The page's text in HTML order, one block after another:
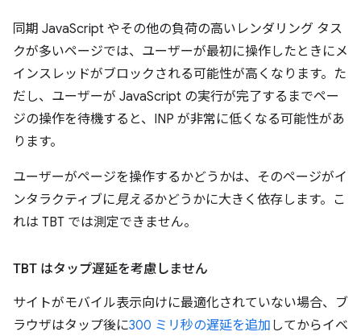
同期 JavaScript やその他の負荷の高いレンダリング タス
クが多いページでは、ユーザーが最初に操作したときにメ
インスレッドがブロックされる可能性が高くなります。た
だし、ユーザーが JavaScript の実行が完了するまでペー
ジの操作を待機すると、INP が非常に低くなる可能性があ
ります。
ユーザーがページを操作するかどうかは、そのページがイ
ンタラクティブに見えるかどうかに大きく依存します。こ
れは TBT では測定できません。
TBT はタップ遅延を考慮しません
サイトがモバイル表示向けに最適化されていない場合、ブ
ラウザはタップ後に300 ミリ秒の遅延を追加 してからイベ